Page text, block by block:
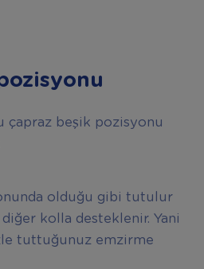
çapraz beşik pozisyonu
olduğu gibi tutulur
kolla desteklenir. Yani
tuttuğunuz emzirme